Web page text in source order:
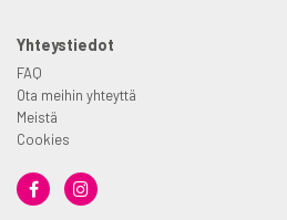
Yhteystiedot
FAQ
Ota meihin yhteyttä
Meistä
Cookies